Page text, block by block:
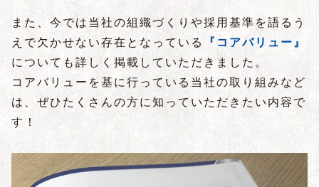
また、今では当社の組織づくりや採用基準を語るう
えで欠かせない存在となっている
『コアバリュー』
についても詳しく掲載していただきました。
コアバリューを基に行っている当社の取り組みなど
は、ぜひたくさんの方に知っていただきたい内容で
す！